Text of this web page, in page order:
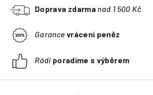
Doprava zdarma nad 1 500 Kč
Garance vrácení peněz
Rádi poradíme s výběrem